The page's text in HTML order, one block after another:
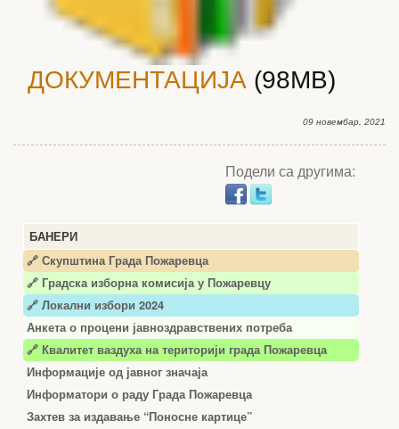
БАНЕРИ
🔗 Скупштина Града Пожаревца
🔗 Градска изборна комисија у Пожаревцу
🔗 Локални избори 2024
Анкета о процени јавноздравствених потреба
🔗 Квалитет ваздуха на територији града Пожаревца
Информације од јавног значаја
Информатори о раду Града Пожаревца
Захтев за издавање “Поносне картице”
ДОКУМЕНТАЦИЈА (98MB)
09 новембар, 2021
Подели са другима: